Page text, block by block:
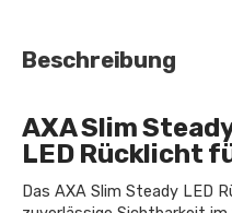
Beschreibung
AXA Slim
LED Rücklicht
Das AXA Slim Steady LED